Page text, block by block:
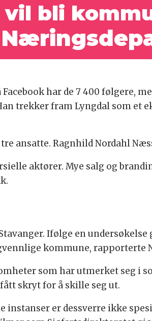
vil bli
har de 7 400 følgere,
trekker fram Lyngdal som et
ansatte. Ragnhild Nordahl
aktører. Mye salg og
Ifølge en
kommune, rapporterte
som har utmerket seg i
skryt for å skille seg ut.
er dessverre ikke